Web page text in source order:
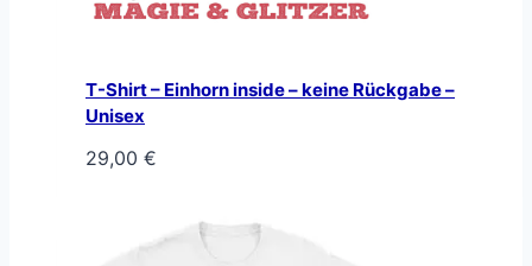
T-Shirt – Einhorn inside – keine Rückgabe –
Unisex
29,00 €